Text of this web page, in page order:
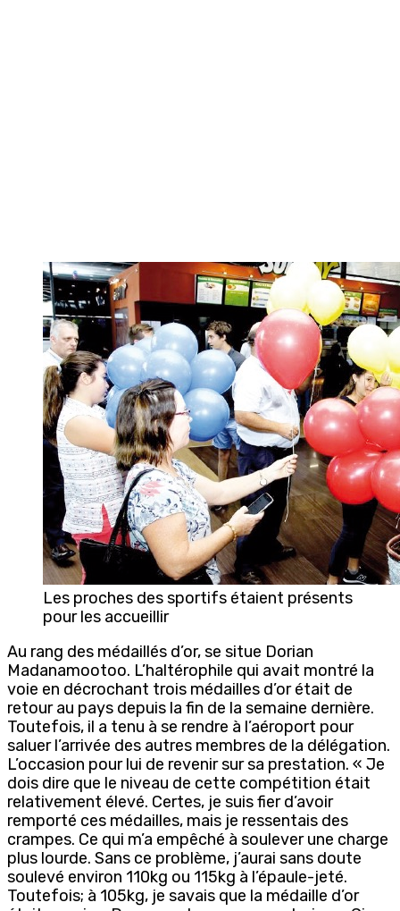
Les proches des sportifs étaient présents
pour les accueillir
Au rang des médaillés d’or, se situe Dorian
Madanamootoo. L’haltérophile qui avait montré la
voie en décrochant trois médailles d’or était de
retour au pays depuis la fin de la semaine dernière.
Toutefois, il a tenu à se rendre à l’aéroport pour
saluer l’arrivée des autres membres de la délégation.
L’occasion pour lui de revenir sur sa prestation. « Je
dois dire que le niveau de cette compétition était
relativement élevé. Certes, je suis fier d’avoir
remporté ces médailles, mais je ressentais des
crampes. Ce qui m’a empêché à soulever une charge
plus lourde. Sans ce problème, j’aurai sans doute
soulevé environ 110kg ou 115kg à l’épaule-jeté.
Toutefois; à 105kg, je savais que la médaille d’or